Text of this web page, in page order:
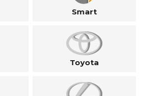
Smart
Toyota